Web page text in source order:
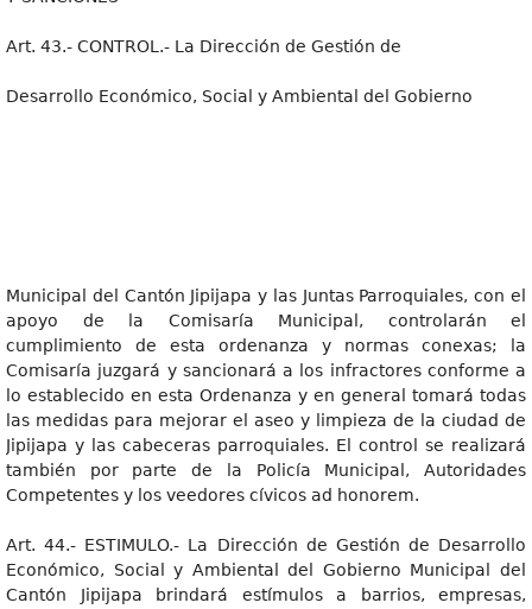
Art. 43.- CONTROL.- La Dirección de Gestión de
Desarrollo Económico, Social y Ambiental del Gobierno
Municipal del Cantón Jipijapa y las Juntas Parroquiales, con el
apoyo de la Comisaría Municipal, controlarán el
cumplimiento de esta ordenanza y normas conexas; la
Comisaría juzgará y sancionará a los infractores conforme a
lo establecido en esta Ordenanza y en general tomará todas
las medidas para mejorar el aseo y limpieza de la ciudad de
Jipijapa y las cabeceras parroquiales. El control se realizará
también por parte de la Policía Municipal, Autoridades
Competentes y los veedores cívicos ad honorem.
Art. 44.- ESTIMULO.- La Dirección de Gestión de Desarrollo
Económico, Social y Ambiental del Gobierno Municipal del
Cantón Jipijapa brindará estímulos a barrios, empresas,